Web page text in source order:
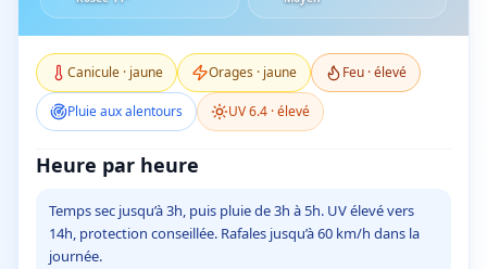
Canicule · jaune Orages · jaune Feu ·élevé
Pluie aux alentours UV6.4 ·élevé
Heure par heure
Temps sec jusqu’à 3h, puis pluie de 3h à 5h. UV élevé vers
14h, protection conseillée. Rafales jusqu’à 60 km/h dans la
journée.